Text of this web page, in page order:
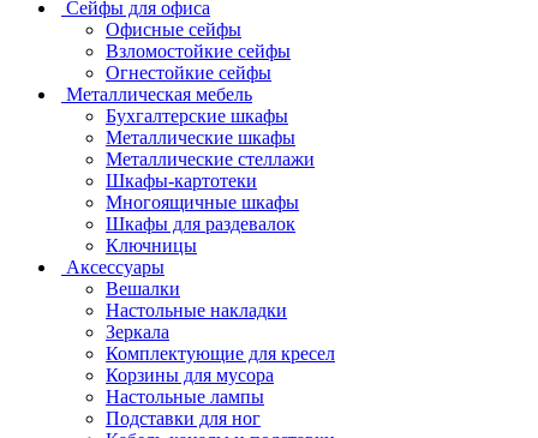
Сейфы для офиса
Офисные сейфы
Взломостойкие сейфы
Огнестойкие сейфы
Металлическая мебель
Бухгалтерские шкафы
Металлические шкафы
Металлические стеллажи
Шкафы-картотеки
Многоящичные шкафы
Шкафы для раздевалок
Ключницы
Аксессуары
Вешалки
Настольные накладки
Зеркала
Комплектующие для кресел
Корзины для мусора
Настольные лампы
Подставки для ног